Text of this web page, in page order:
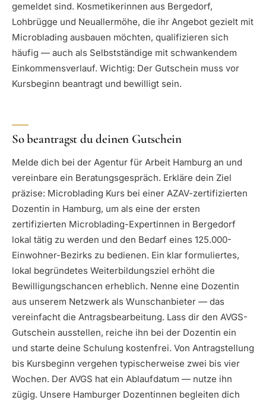
gemeldet sind. Kosmetikerinnen aus Bergedorf,
Lohbrügge und Neuallermöhe, die ihr Angebot gezielt mit
Microblading ausbauen möchten, qualifizieren sich
häufig — auch als Selbstständige mit schwankendem
Einkommensverlauf. Wichtig: Der Gutschein muss vor
Kursbeginn beantragt und bewilligt sein.
So beantragst du deinen Gutschein
Melde dich bei der Agentur für Arbeit Hamburg an und
vereinbare ein Beratungsgespräch. Erkläre dein Ziel
präzise: Microblading Kurs bei einer AZAV-zertifizierten
Dozentin in Hamburg, um als eine der ersten
zertifizierten Microblading-Expertinnen in Bergedorf
lokal tätig zu werden und den Bedarf eines 125.000-
Einwohner-Bezirks zu bedienen. Ein klar formuliertes,
lokal begründetes Weiterbildungsziel erhöht die
Bewilligungschancen erheblich. Nenne eine Dozentin
aus unserem Netzwerk als Wunschanbieter — das
vereinfacht die Antragsbearbeitung. Lass dir den AVGS-
Gutschein ausstellen, reiche ihn bei der Dozentin ein
und starte deine Schulung kostenfrei. Von Antragstellung
bis Kursbeginn vergehen typischerweise zwei bis vier
Wochen. Der AVGS hat ein Ablaufdatum — nutze ihn
zügig. Unsere Hamburger Dozentinnen begleiten dich